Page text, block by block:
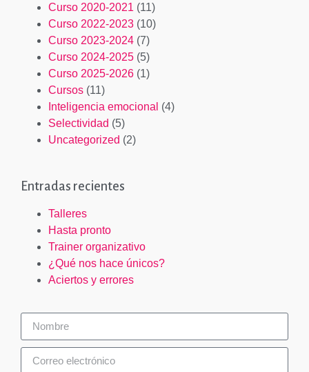
Curso 2020-2021 (11)
Curso 2022-2023 (10)
Curso 2023-2024 (7)
Curso 2024-2025 (5)
Curso 2025-2026 (1)
Cursos (11)
Inteligencia emocional (4)
Selectividad (5)
Uncategorized (2)
Entradas recientes
Talleres
Hasta pronto
Trainer organizativo
¿Qué nos hace únicos?
Aciertos y errores